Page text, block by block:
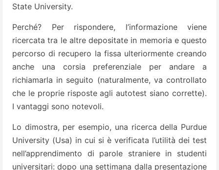
State University.
Perché? Per rispondere, l’informazione viene
ricercata tra le altre depositate in memoria e questo
percorso di recupero la fissa ulteriormente creando
anche una corsia preferenziale per andare a
richiamarla in seguito (naturalmente, va controllato
che le proprie risposte agli autotest siano corrette).
I vantaggi sono notevoli.
Lo dimostra, per esempio, una ricerca della Purdue
University (Usa) in cui si è verificata l’utilità dei test
nell’apprendimento di parole straniere in studenti
universitari: dopo una settimana dalla presentazione